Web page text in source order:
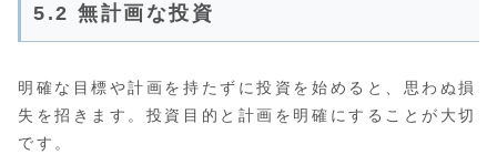
5.2 無計画な投資
明確な目標や計画を持たずに投資を始めると、思わぬ損
失を招きます。投資目的と計画を明確にすることが大切
です。